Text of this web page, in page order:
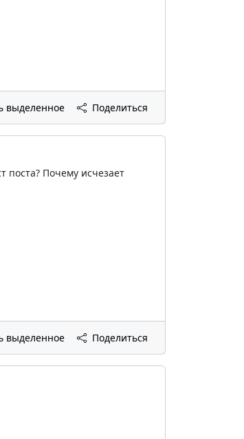
выделенное Поделиться
поста? Почему исчезает
выделенное Поделиться